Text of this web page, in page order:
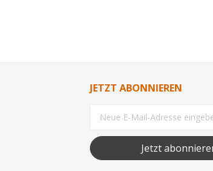
JETZT ABONNIEREN
Jetzt